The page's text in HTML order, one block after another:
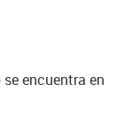
encuentra en